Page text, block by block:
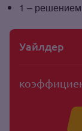
1 – решением
Уайлдер